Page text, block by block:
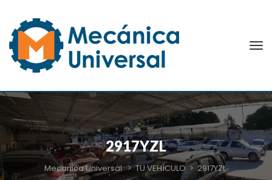
2917YZL
Mecanica Universal >TU VEHÍCULO> 2917YZL